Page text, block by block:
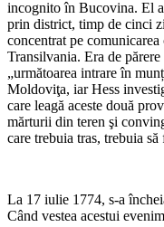
incognito în Bucovina. El
prin district, timp de cinci
concentrat pe
Transilvania. Era de
„următoarea intrare în
Moldoviţa, iar Hess
care leagă aceste două
mărturii din teren şi
care trebuia tras, trebuia
La 17 iulie 1774, s-a
Când vestea acestui